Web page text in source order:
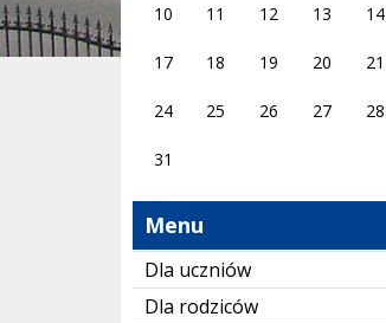
10 11 12 13 14
17 18 19 20 21
24 25 26 27 28
31
Menu
Dla uczniów
Dla rodziców